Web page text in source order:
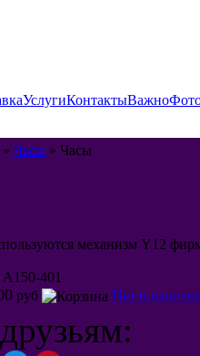
УслугиКонтактыВажно
» Часы » Часы
механизм Y12
A150-401
руб Нет в